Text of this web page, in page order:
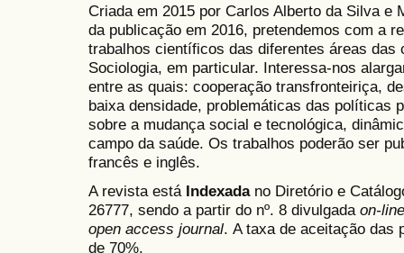
Criada em 2015 por Carlos Alberto da Silva e
da publicação em 2016, pretendemos com a
trabalhos científicos das diferentes áreas
Sociologia, em particular. Interessa-nos
entre as quais: cooperação transfronteiriça,
baixa densidade, problemáticas das políticas
sobre a mudança social e tecnológica,
campo da saúde. Os trabalhos poderão ser
francês e inglês.
A revista estáIndexadano Diretório e
26777, sendo a partir do nº. 8 divulgada on-
open access journal. A taxa de aceitação das
de 70%.